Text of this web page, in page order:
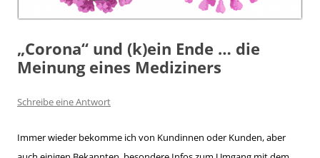
„Corona“ und (k)ein Ende … die
Meinung eines Mediziners
Schreibe eine Antwort
Immer wieder bekomme ich von Kundinnen oder Kunden, aber